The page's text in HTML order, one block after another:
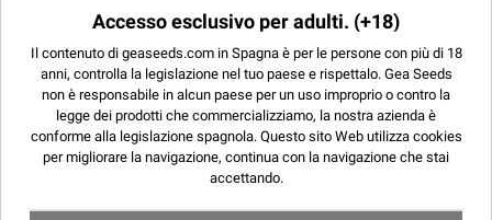
tricomi la rendono una scelta eccellente sia per il
consumo che
per realizzare estrazioni di alta
qualità.
OCCHIALI
Accesso esclusivo per adulti. (+18)
Il contenuto di geaseeds.com in Spagna è per le persone con più di 18
anni, controlla la legislazione nel tuo paese e rispettalo. Gea Seeds
non è responsabile in alcun paese per un uso improprio o contro la
legge dei prodotti che commercializziamo, la nostra azienda è
conforme alla legislazione spagnola. Questo sito Web utilizza cookies
per migliorare la navigazione, continua con la navigazione che stai
accettando.